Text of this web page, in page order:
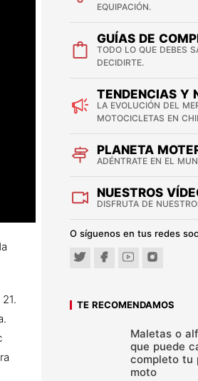
EQUIPACIÓN.
GUÍAS DE
TODO LO QUE DEBES
DECIDIRTE.
TENDENCIAS Y
LA EVOLUCIÓN DEL
MOTOCICLETAS EN
PLANETA
ADÉNTRATE EN EL
NUESTROS
DISFRUTA DE
O síguenos en tus redes
TE RECOMENDAMOS
Maletas o
que puede
completo tu
moto